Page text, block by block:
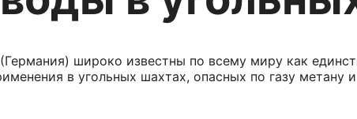
широко известны по всему миру как
в угольных шахтах, опасных по газу метану